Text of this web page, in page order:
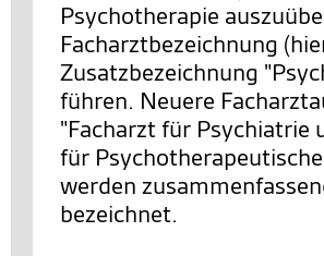
Psychotherapie
Facharztbezeichnung
Zusatzbezeichnung
führen. Neuere
"Facharzt für Psychiatrie
für
werden
bezeichnet.